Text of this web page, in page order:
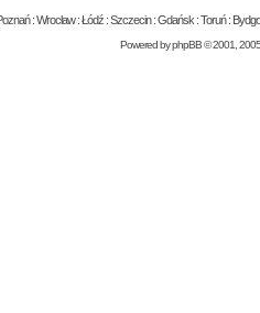
: Wrocław : Łódź : Szczecin : Gdańsk : Toruń :
Powered byphpBB© 2001,